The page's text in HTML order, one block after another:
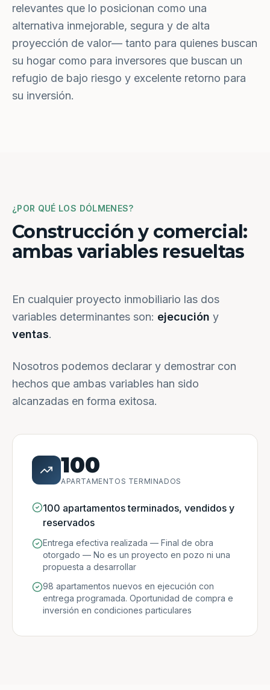
relevantes que lo posicionan como una
alternativa inmejorable, segura y de alta
proyección de valor— tanto para quienes buscan
su hogar como para inversores que buscan un
refugio de bajo riesgo y excelente retorno para
su inversión.
¿POR QUÉ LOS DÓLMENES?
Construcción y comercial:
ambas variables resueltas
En cualquier proyecto inmobiliario las dos
variables determinantes son: ejecución y
ventas.
Nosotros podemos declarar y demostrar con
hechos que ambas variables han sido
alcanzadas en forma exitosa.
100
APARTAMENTOS TERMINADOS
100 apartamentos terminados, vendidos y
reservados
Entrega efectiva realizada — Final de obra
otorgado — No es un proyecto en pozo ni una
propuesta a desarrollar
98 apartamentos nuevos en ejecución con
entrega programada. Oportunidad de compra e
inversión en condiciones particulares